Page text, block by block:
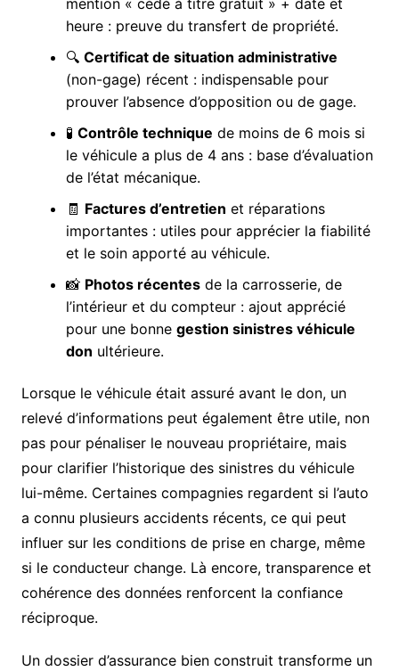
mention « cédé à titre gratuit » + date et
heure : preuve du transfert de propriété.
🔍 Certificat de situation administrative
(non-gage) récent : indispensable pour
prouver l’absence d’opposition ou de gage.
🧪 Contrôle technique de moins de 6 mois si
le véhicule a plus de 4 ans : base d’évaluation
de l’état mécanique.
🧾 Factures d’entretien et réparations
importantes : utiles pour apprécier la fiabilité
et le soin apporté au véhicule.
📸 Photos récentesde la carrosserie, de
l’intérieur et du compteur : ajout apprécié
pour une bonne gestion sinistres véhicule
don ultérieure.
Lorsque le véhicule était assuré avant le don, un
relevé d’informations peut également être utile, non
pas pour pénaliser le nouveau propriétaire, mais
pour clarifier l’historique des sinistres du véhicule
lui-même. Certaines compagnies regardent si l’auto
a connu plusieurs accidents récents, ce qui peut
influer sur les conditions de prise en charge, même
si le conducteur change. Là encore, transparence et
cohérence des données renforcent la confiance
réciproque.
Un dossier d’assurance bien construit transforme un